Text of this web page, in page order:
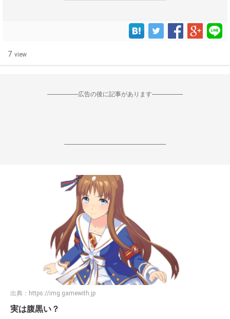
7 view
--------------------広告の後に記事があります--------------------
------------------------------------------------------------------
出典： https://img.gamewith.jp
実は腹黒い？